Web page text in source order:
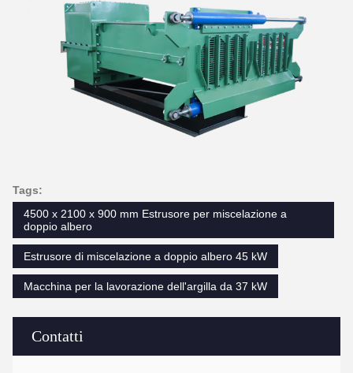
Contatti
Tags:
4500 x 2100 x 900 mm Estrusore per miscelazione a
doppio albero
Estrusore di miscelazione a doppio albero 45 kW
Macchina per la lavorazione dell'argilla da 37 kW